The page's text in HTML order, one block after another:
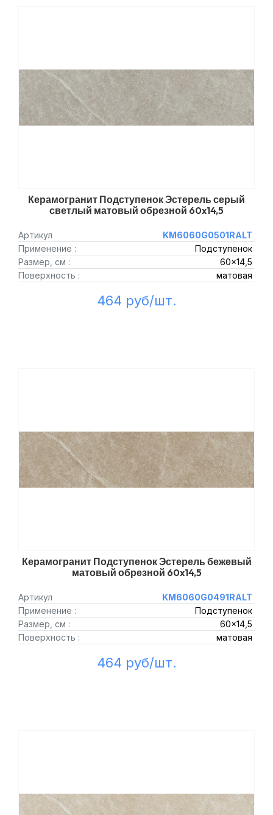
Керамогранит Подступенок Эстерель серый
светлый матовый обрезной 60x14,5
Артикул
KM6060G0501RALT
Применение :
Подступенок
Размер, см :
60x14,5
Поверхность :
матовая
464 руб/шт.
Керамогранит Подступенок Эстерель бежевый
матовый обрезной 60x14,5
Артикул
KM6060G0491RALT
Применение :
Подступенок
Размер, см :
60x14,5
Поверхность :
матовая
464 руб/шт.